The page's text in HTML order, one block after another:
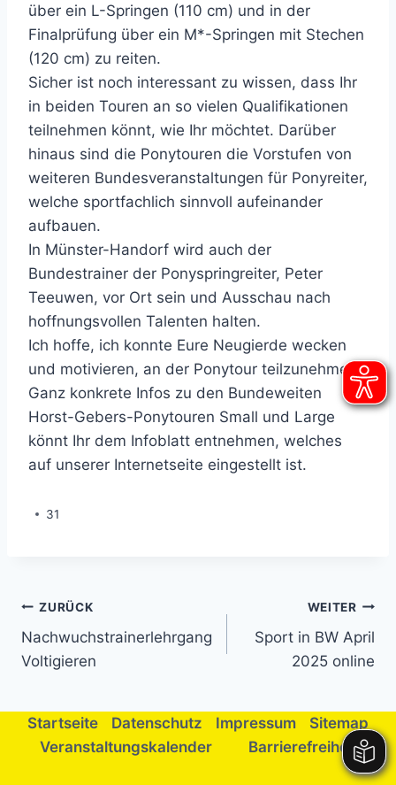
über ein L-Springen (110 cm) und in der
Finalprüfung über ein M*-Springen mit Stechen
(120 cm) zu reiten.
Sicher ist noch interessant zu wissen, dass Ihr
in beiden Touren an so vielen Qualifikationen
teilnehmen könnt, wie Ihr möchtet. Darüber
hinaus sind die Ponytouren die Vorstufen von
weiteren Bundesveranstaltungen für Ponyreiter,
welche sportfachlich sinnvoll aufeinander
aufbauen.
In Münster-Handorf wird auch der
Bundestrainer der Ponyspringreiter, Peter
Teeuwen, vor Ort sein und Ausschau nach
hoffnungsvollen Talenten halten.
Ich hoffe, ich konnte Eure Neugierde wecken
und motivieren, an der Ponytour teilzunehmen.
Ganz konkrete Infos zu den Bundeweiten
Horst-Gebers-Ponytouren Small und Large
könnt Ihr dem Infoblatt entnehmen, welches
auf unserer Internetseite eingestellt ist.
31
Beitragsnavigation
ZURÜCK
Nachwuchstrainerlehrgang
Voltigieren
WEITER
Sport in BW April
2025 online
Startseite Datenschutz Impressum
Sitemap
Veranstaltungskalender
Barrierefreiheit